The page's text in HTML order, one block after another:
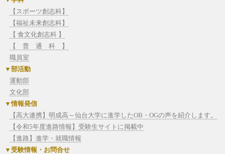
【スポーツ創志科】
【福祉未来創志科】
【 食文化創志科 】
【 普 通 科 】
職員室
部活動
運動部
文化部
情報発信
【高大連携】明成高～仙台大学に進学したOB・OGの声を紹介します。
【令和5年度進路情報】受験生サイトに掲載中
【進路】進学・就職情報
受験情報・お問合せ